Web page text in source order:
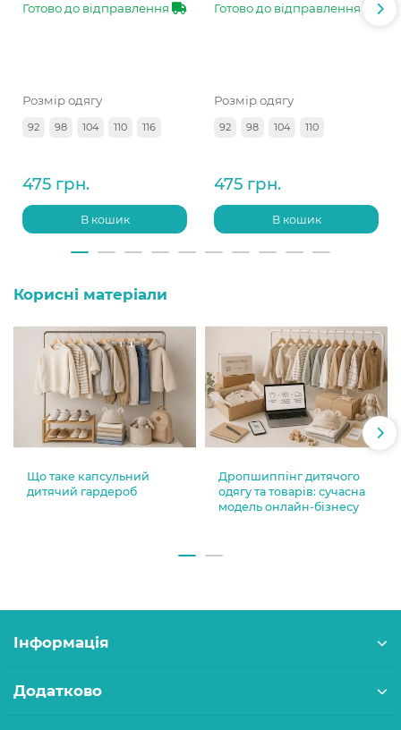
Готово до відправлення
Розмір одягу
92 98 104 110 116
475 грн.
В кошик
Готово до відправлення
Розмір одягу
92 98 104 110
475 грн.
В кошик
Корисні матеріали
Що таке капсульний
дитячий гардероб
Дропшиппінг дитячого
одягу та товарів: сучасна
модель онлайн-бізнесу
Інформація
Додатково